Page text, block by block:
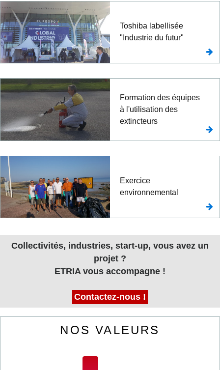
Toshiba labellisée
"Industrie du futur"
Formation des équipes
à l'utilisation des
extincteurs
Exercice
environnemental
Collectivités, industries, start-up, vous avez un
projet ?
ETRIA vous accompagne !
Contactez-nous !
NOS VALEURS